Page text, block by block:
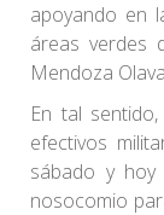
apoyando en
áreas verdes
Mendoza
En tal
efectivos
sábado y hoy
nosocomio